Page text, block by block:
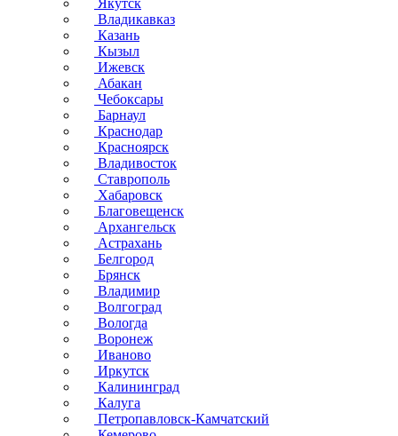
Якутск
Владикавказ
Казань
Кызыл
Ижевск
Абакан
Чебоксары
Барнаул
Краснодар
Красноярск
Владивосток
Ставрополь
Хабаровск
Благовещенск
Архангельск
Астрахань
Белгород
Брянск
Владимир
Волгоград
Вологда
Воронеж
Иваново
Иркутск
Калининград
Калуга
Петропавловск-Камчатский